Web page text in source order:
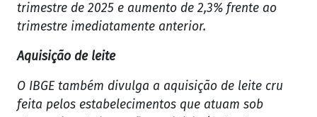
trimestre de 2025 e aumento de 2,3% frente ao
trimestre imediatamente anterior.
Aquisição de leite
O IBGE também divulga a aquisição de leite cru
feita pelos estabelecimentos que atuam sob